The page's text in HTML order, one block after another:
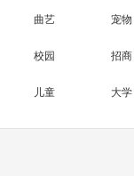
曲艺 宠物
校园 招商
儿童 大学